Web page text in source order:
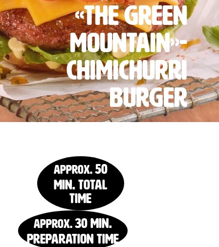
«The Green
Mountain»-
Chimichurri
Burger
approx.50
Min. Total
time
approx.30 Min.
Preparation time